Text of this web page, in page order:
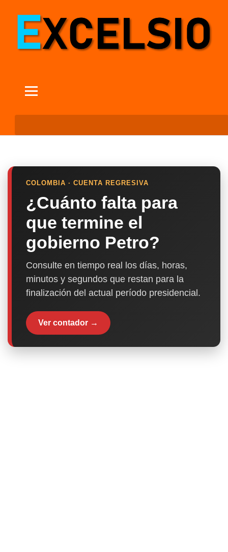
COLOMBIA · CUENTA REGRESIVA
¿Cuánto falta para
que termine el
gobierno Petro?
Consulte en tiempo real los días, horas,
minutos y segundos que restan para la
finalización del actual período presidencial.
Ver contador →